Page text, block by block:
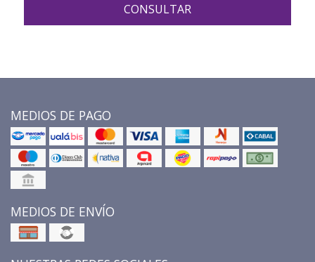
CONSULTAR
MEDIOS DE PAGO
MEDIOS DE ENVÍO